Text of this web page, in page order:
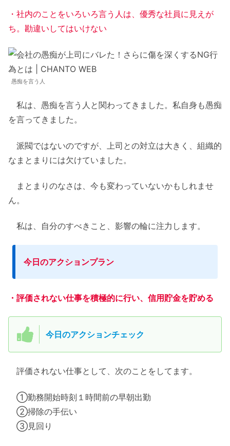
・社内のことをいろいろ言う人は、優秀な社員に見えが
ち。勘違いしてはいけない
愚痴を言う人
私は、愚痴を言う人と関わってきました。私自身も愚痴
を言ってきました。
派閥ではないのですが、上司との対立は大きく、組織的
なまとまりには欠けていました。
まとまりのなさは、今も変わっていないかもしれませ
ん。
私は、自分のすべきこと、影響の輪に注力します。
今日のアクションプラン
・評価されない仕事を積極的に行い、信用貯金を貯める
今日のアクションチェック
評価されない仕事として、次のことをしてます。
①勤務開始時刻１時間前の早朝出勤
②掃除の手伝い
③見回り